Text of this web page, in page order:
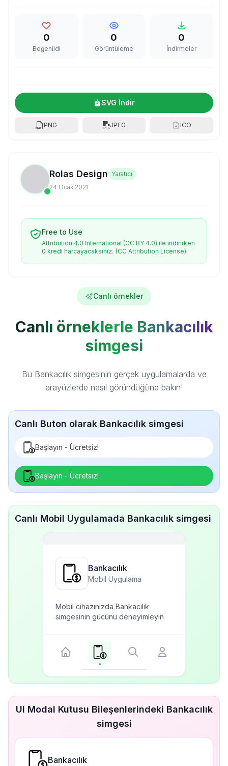
0
Beğenildi
0
Görüntüleme
0
İndirmeler
SVG İndir
PNG JPEG ICO
Rolas Design Yaratıcı
24 Ocak 2021
Free to Use
Attribution 4.0 International (CC BY 4.0) ile indirirken
0 kredi harcayacaksınız. (CC Attribution License)
Canlı örnekler
Canlı örneklerle Bankacılık
simgesi
Bu Bankacılık simgesinin gerçek uygulamalarda ve
arayüzlerde nasıl göründüğüne bakın!
Canlı Buton olarak Bankacılık simgesi
Başlayın - Ücretsiz!
Başlayın - Ücretsiz!
Canlı Mobil Uygulamada Bankacılık simgesi
Bankacılık
Mobil Uygulama
Mobil cihazınızda Bankacılık
simgesinin gücünü deneyimleyin
UI Modal Kutusu Bileşenlerindeki Bankacılık
simgesi
Bankacılık